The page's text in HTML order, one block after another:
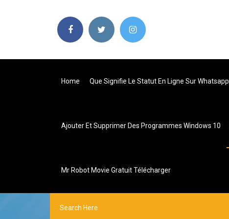
Home Que Signifie Le Statut En Ligne Sur Whatsapp
Ajouter Et Supprimer Des Programmes Windows 10
Mr Robot Movie Gratuit Télécharger